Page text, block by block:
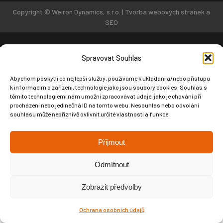
Spravovat Souhlas
Abychom poskytli co nejlepší služby, používáme k ukládání a/nebo přístupu
k informacím o zařízení, technologie jako jsou soubory cookies. Souhlas s
těmito technologiemi nám umožní zpracovávat údaje, jako je chování při
procházení nebo jedinečná ID na tomto webu. Nesouhlas nebo odvolání
souhlasu může nepříznivě ovlivnit určité vlastnosti a funkce.
Přijmout
Odmítnout
Zobrazit předvolby
Ochrana osobních údajů
Copyright © Weiron Dynamics, s.r.o. | Tvorba webových stránek a
SEO